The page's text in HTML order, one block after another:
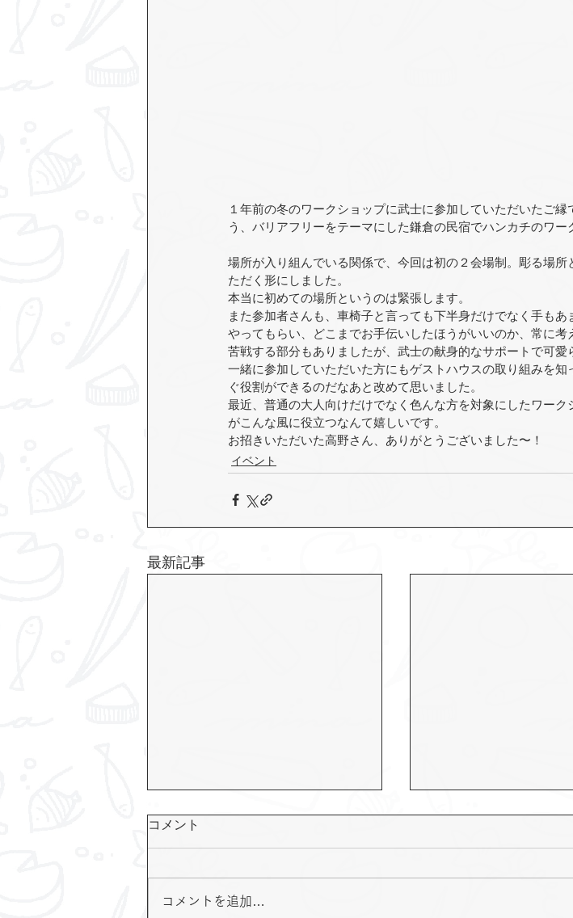
１年前の冬のワークショップに武士に参加していただいたご
う、バリアフリーをテーマにした鎌倉の民宿でハンカチのワー
場所が入り組んでいる関係で、今回は初の２会場制。彫る場
ただく形にしました。
本当に初めての場所というのは緊張します。
また参加者さんも、車椅子と言っても下半身だけでなく手も
やってもらい、どこまでお手伝いしたほうがいいのか、常に考
苦戦する部分もありましたが、武士の献身的なサポートで可愛
一緒に参加していただいた方にもゲストハウスの取り組みを
ぐ役割ができるのだなあと改めて思いました。
最近、普通の大人向けだけでなく色んな方を対象にしたワー
がこんな風に役立つなんて嬉しいです。
お招きいただいた高野さん、ありがとうございました〜！
イベント
最新記事
コメント
コメントを追加…